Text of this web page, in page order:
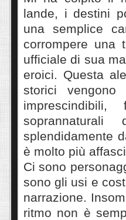
lande, i destini
una semplice
corrompere una
ufficiale di sua
eroici. Questa
storici
splendidamente
è molto più
Ci sono
sono gli usi e
narrazione.
ritmo non è